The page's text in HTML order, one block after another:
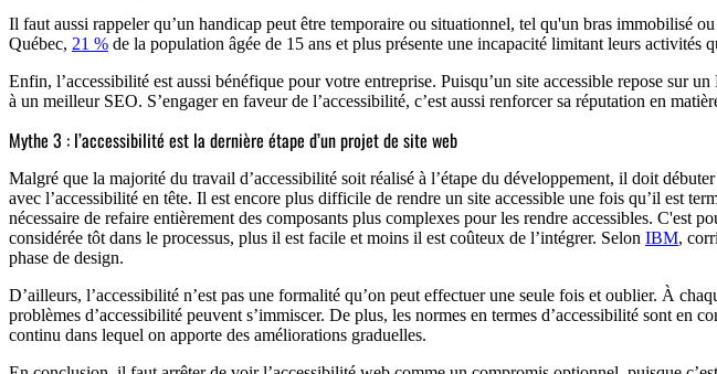
Il faut aussi rappeler qu’un handicap peut être temporaire ou situationnel, tel qu'un bras immobilisé
Québec, 21 % de la population âgée de 15 ans et plus présente une incapacité limitant leurs
Enfin, l’accessibilité est aussi bénéfique pour votre entreprise. Puisqu’un site accessible repose sur
à un meilleur SEO. S’engager en faveur de l’accessibilité, c’est aussi renforcer sa réputation en
Mythe 3 : l’accessibilité est la dernière étape d’un projet de site web
Malgré que la majorité du travail d’accessibilité soit réalisé à l’étape du développement, il doit
avec l’accessibilité en tête. Il est encore plus difficile de rendre un site accessible une fois qu’il est
nécessaire de refaire entièrement des composants plus complexes pour les rendre accessibles. C'est
considérée tôt dans le processus, plus il est facile et moins il est coûteux de l’intégrer. Selon IBM,
phase de design.
D’ailleurs, l’accessibilité n’est pas une formalité qu’on peut effectuer une seule fois et oublier. À
problèmes d’accessibilité peuvent s’immiscer. De plus, les normes en termes d’accessibilité sont
continu dans lequel on apporte des améliorations graduelles.